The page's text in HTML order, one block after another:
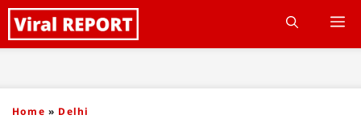
Skip
to
Home » Delhi